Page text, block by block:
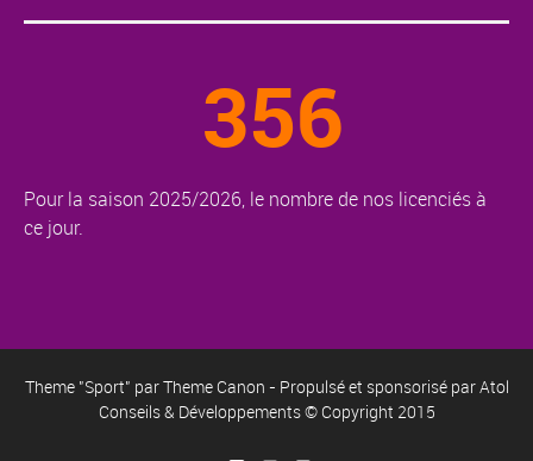
356
Pour la saison 2025/2026, le nombre de nos licenciés à
ce jour.
Theme "Sport" parTheme Canon - Propulsé et sponsorisé parAtol
Conseils & Développements© Copyright 2015